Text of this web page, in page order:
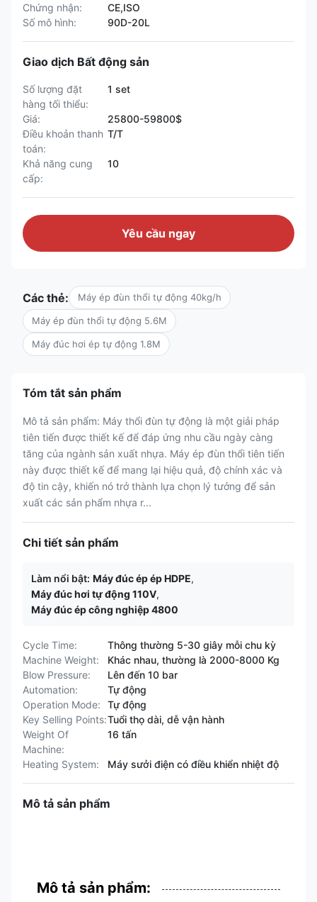
Chứng nhận:
CE,ISO
Số mô hình:
90D-20L
Giao dịch Bất động sản
Số lượng đặt
hàng tối thiểu:
1 set
Giá:
25800-59800$
Điều khoản thanh
toán:
T/T
Khả năng cung
cấp:
10
Yêu cầu ngay
Các thẻ: Máy ép đùn thổi tự động 40kg/h
Máy ép đùn thổi tự động 5.6M
Máy đúc hơi ép tự động 1.8M
Tóm tắt sản phẩm
Mô tả sản phẩm: Máy thổi đùn tự động là một giải pháp
tiên tiến được thiết kế để đáp ứng nhu cầu ngày càng
tăng của ngành sản xuất nhựa. Máy ép đùn thổi tiên tiến
này được thiết kế để mang lại hiệu quả, độ chính xác và
độ tin cậy, khiến nó trở thành lựa chọn lý tưởng để sản
xuất các sản phẩm nhựa r...
Chi tiết sản phẩm
Làm nổi bật: Máy đúc ép ép HDPE,
Máy đúc hơi tự động 110V,
Máy đúc ép công nghiệp 4800
Cycle Time:
Thông thường 5-30 giây mỗi chu kỳ
Machine Weight:
Khác nhau, thường là 2000-8000 Kg
Blow Pressure:
Lên đến 10 bar
Automation:
Tự động
Operation Mode:
Tự động
Key Selling Points:Tuổi thọ dài, dễ vận hành
Weight Of
Machine:
16 tấn
Heating System: Máy sưởi điện có điều khiển nhiệt độ
Mô tả sản phẩm
Mô tả sản phẩm: